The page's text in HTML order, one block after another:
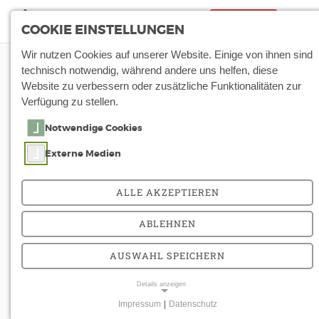
Über Uns Aktuelles Details
Erfolgreiche
Zertifizierung:
Arberlandkliniken
erhalten Gold-
Zertifikat in in Sachen
Hygiene
Die Arberlandkliniken haben kürzlich als zwei
von 20 Kliniken in Bayern und 97 in Deutschland
COOKIE EINSTELLUNGEN
Wir nutzen Cookies auf unserer Website. Einige von ihnen sind
technisch notwendig, während andere uns helfen, diese
Website zu verbessern oder zusätzliche Funktionalitäten zur
Verfügung zu stellen.
Notwendige Cookies
Externe Medien
ALLE AKZEPTIEREN
ABLEHNEN
AUSWAHL SPEICHERN
Details anzeigen
Impressum Datenschutz